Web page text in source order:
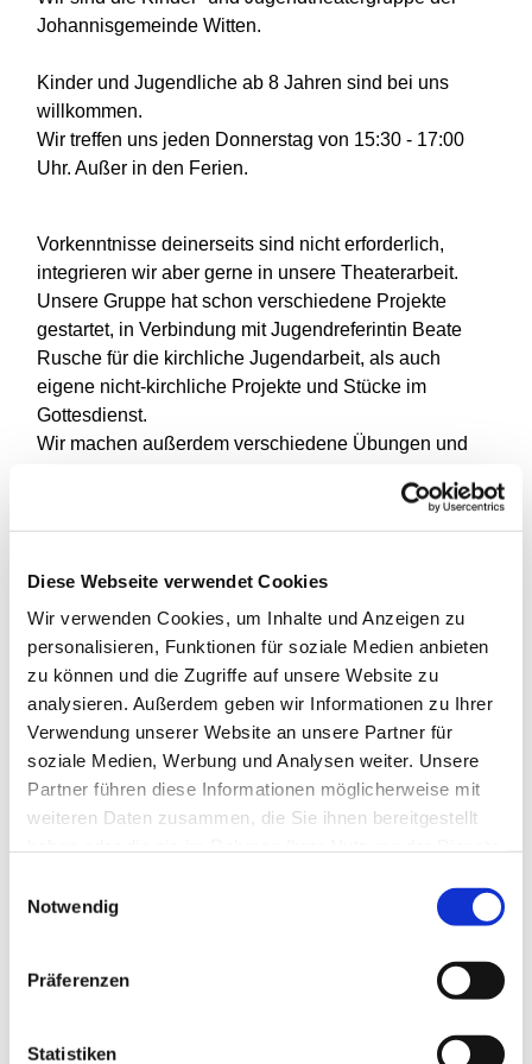
Diese Webseite verwendet Cookies
Wir verwenden Cookies, um Inhalte und Anzeigen zu
personalisieren, Funktionen für soziale Medien anbieten
zu können und die Zugriffe auf unsere Website zu
analysieren. Außerdem geben wir Informationen zu Ihrer
Verwendung unserer Website an unsere Partner für
soziale Medien, Werbung und Analysen weiter. Unsere
Partner führen diese Informationen möglicherweise mit
weiteren Daten zusammen, die Sie ihnen bereitgestellt
Notwendig
Präferenzen
Statistiken
Johannisgemeinde Witten.
Kinder und Jugendliche ab 8 Jahren sind bei uns
willkommen.
Wir treffen uns jeden Donnerstag von 15:30 - 17:00
Uhr. Außer in den Ferien.
Vorkenntnisse deinerseits sind nicht erforderlich,
integrieren wir aber gerne in unsere Theaterarbeit.
Unsere Gruppe hat schon verschiedene Projekte
gestartet, in Verbindung mit Jugendreferintin Beate
Rusche für die kirchliche Jugendarbeit, als auch
eigene nicht-kirchliche Projekte und Stücke im
Gottesdienst.
Wir machen außerdem verschiedene Übungen und
Falls Du Interesse am Mitspielen hast, kannst Du Dich
gerne bei Tom Gutsch (Leitung) melden: